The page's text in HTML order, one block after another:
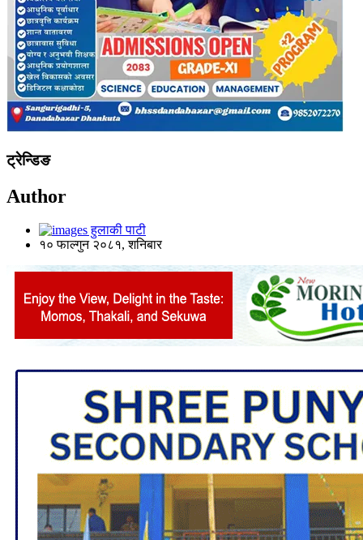
ट्रेन्डिङ
Author
हुलाकी पाटी
१० फाल्गुन २०८१, शनिबार